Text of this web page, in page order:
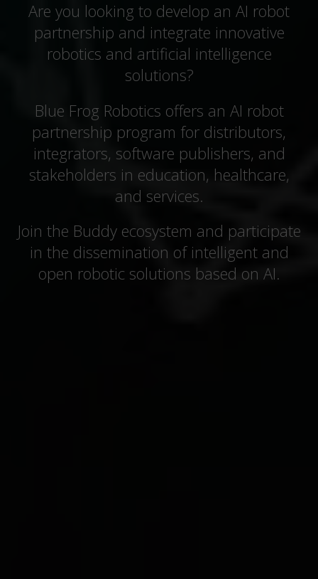
Are you looking to develop an AI robot
partnership and integrate innovative
robotics and artificial intelligence
solutions?
Blue Frog Robotics offers an AI robot
partnership program for distributors,
integrators, software publishers, and
stakeholders in education, healthcare,
and services.
Join the Buddy ecosystem and participate
in the dissemination of intelligent and
open robotic solutions based on AI.